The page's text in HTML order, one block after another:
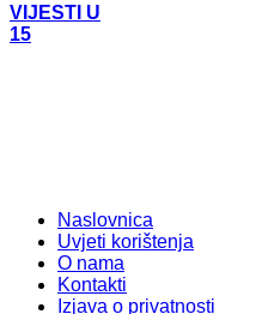
VIJESTI U
15
Naslovnica
Uvjeti korištenja
O nama
Kontakti
Izjava o privatnosti